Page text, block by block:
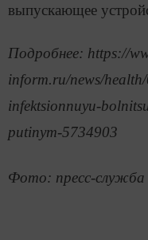
выпускающее
Подробнее: https://
inform.ru/news/
infektsionnuyu-
putinym-5734903
Фото: пресс-